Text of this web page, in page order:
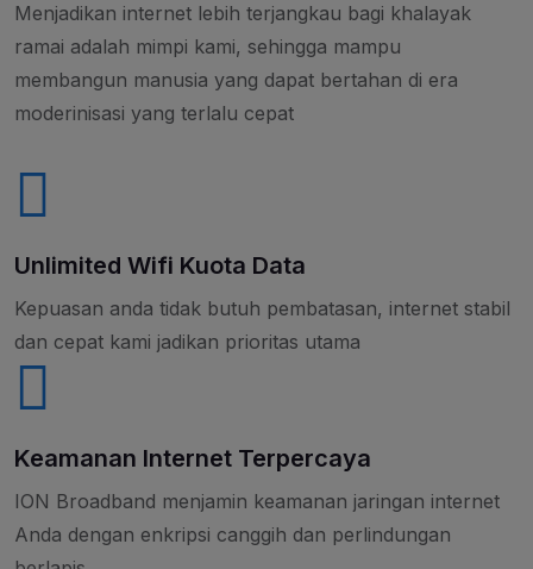
Menjadikan internet lebih terjangkau bagi khalayak
ramai adalah mimpi kami, sehingga mampu
membangun manusia yang dapat bertahan di era
moderinisasi yang terlalu cepat
Unlimited Wifi Kuota Data
Kepuasan anda tidak butuh pembatasan, internet stabil
dan cepat kami jadikan prioritas utama
Keamanan Internet Terpercaya
ION Broadband menjamin keamanan jaringan internet
Anda dengan enkripsi canggih dan perlindungan